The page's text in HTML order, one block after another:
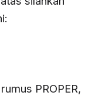
PROPER,